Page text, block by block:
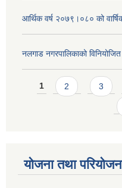
आर्थिक वर्ष २०७९।०८० को
नलगाड नगरपालिकाको
Pages
1 2 3
योजना तथा